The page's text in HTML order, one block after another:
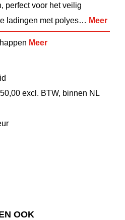
perfect voor het veilig
ladingen met polyes… Meer
Meer
excl. BTW, binnen NL
OOK